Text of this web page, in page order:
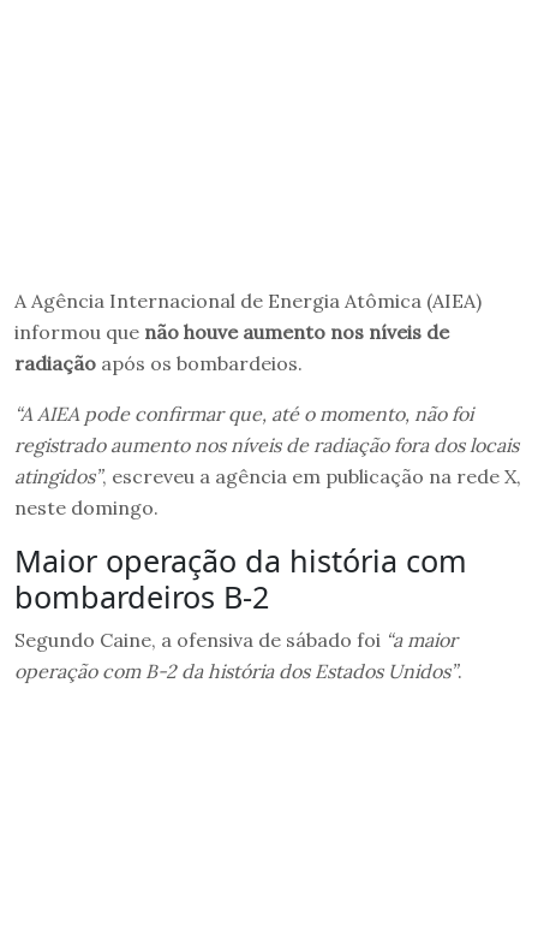
A Agência Internacional de Energia Atômica (AIEA)
informou que não houve aumento nos níveis de
radiação após os bombardeios.
“A AIEA pode confirmar que, até o momento, não foi
registrado aumento nos níveis de radiação fora dos locais
atingidos”, escreveu a agência em publicação na rede X,
neste domingo.
Maior operação da história com
bombardeiros B-2
Segundo Caine, a ofensiva de sábado foi “a maior
operação com B-2 da história dos Estados Unidos”.